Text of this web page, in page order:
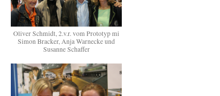
Oliver Schmidt, 2.v.r. vom Prototyp mi
Simon Bracker, Anja Warnecke und
Susanne Schaffer